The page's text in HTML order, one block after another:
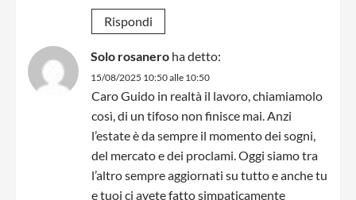
Rispondi
Solo rosanero ha detto:
15/08/2025 10:50 alle 10:50
Caro Guido in realtà il lavoro, chiamiamolo
così, di un tifoso non finisce mai. Anzi
l’estate è da sempre il momento dei sogni,
del mercato e dei proclami. Oggi siamo tra
l’altro sempre aggiornati su tutto e anche tu
e tuoi ci avete fatto simpaticamente